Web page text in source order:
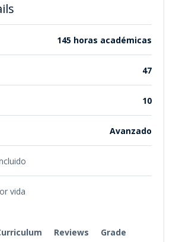
Reviews Grade
145 horas académicas
47
10
Avanzado
vida